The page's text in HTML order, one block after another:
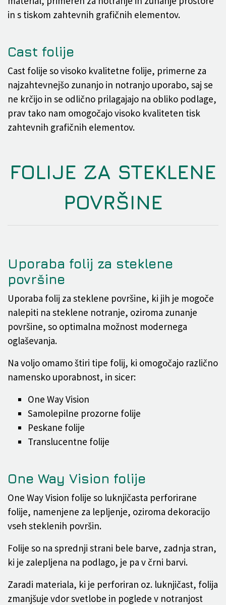
in s tiskom zahtevnih grafičnih elementov.
Cast folije
Cast folije so visoko kvalitetne folije, primerne za
najzahtevnejšo zunanjo in notranjo uporabo, saj se
ne krčijo in se odlično prilagajajo na obliko podlage,
prav tako nam omogočajo visoko kvaliteten tisk
zahtevnih grafičnih elementov.
FOLIJE ZA STEKLENE
POVRŠINE
Uporaba folij za steklene
površine
Uporaba folij za steklene površine, ki jih je mogoče
nalepiti na steklene notranje, oziroma zunanje
površine, so optimalna možnost modernega
oglaševanja.
Na voljo omamo štiri tipe folij, ki omogočajo različno
namensko uporabnost, in sicer:
One Way Vision
Samolepilne prozorne folije
Peskane folije
Translucentne folije
One Way Vision folije
One Way Vision folije so luknjičasta perforirane
folije, namenjene za lepljenje, oziroma dekoracijo
vseh steklenih površin.
Folije so na sprednji strani bele barve, zadnja stran,
ki je zalepljena na podlago, je pa v črni barvi.
Zaradi materiala, ki je perforiran oz. luknjičast, folija
zmanjšuje vdor svetlobe in poglede v notranjost